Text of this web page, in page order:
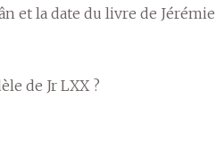
et la date du livre de Jérémie
de Jr LXX ?